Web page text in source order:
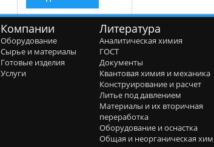
Компании
Оборудование
Сырье и материалы
Готовые изделия
Услуги
Литература
Аналитическая химия
ГОСТ
Документы
Квантовая химия и механика
Конструирование и расчет
Литье под давлением
Материалы и их вторичная
переработка
Оборудование и оснастка
Общая и неорганическая